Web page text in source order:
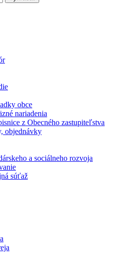
obce
nariadenia
z Obecného zastupiteľstva
objednávky
a sociálneho rozvoja
súťaž